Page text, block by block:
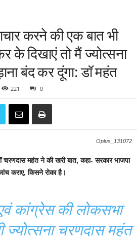
करने की एक बात भी
के दिखाएं तो मैं ज्योत्सना
बंद कर दूंगा: डॉ महंत
221 0
Oplus_131072
चरणदास महंत ने की खरी बात, कहा- सरकार भाजपा
कराए, किसने रोका है।
कांग्रेस की लोकसभा
ज्योत्सना चरणदास महंत